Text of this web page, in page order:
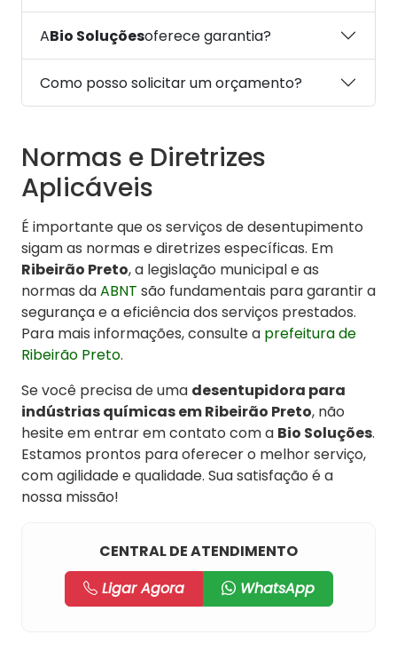
ABio Soluçõesoferece garantia?
Como posso solicitar um orçamento?
Normas e Diretrizes
Aplicáveis
É importante que os serviços de desentupimento
sigam as normas e diretrizes específicas. Em
Ribeirão Preto, a legislação municipal e as
normas daABNT são fundamentais para garantir a
segurança e a eficiência dos serviços prestados.
Para mais informações, consulte a prefeitura de
Ribeirão Preto.
Se você precisa de uma desentupidora para
indústrias químicas em Ribeirão Preto, não
hesite em entrar em contato com a Bio Soluções.
Estamos prontos para oferecer o melhor serviço,
com agilidade e qualidade. Sua satisfação é a
nossa missão!
CENTRAL DE ATENDIMENTO
Ligar Agora
WhatsApp